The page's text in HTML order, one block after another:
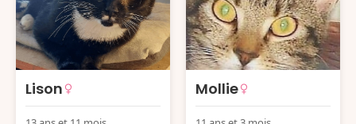
Lison Mollie